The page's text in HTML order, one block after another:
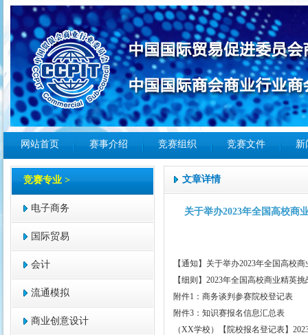
网站首页 赛事介绍 竞赛组织 竞赛文件 新
竞赛专业 >
电子商务
国际贸易
会计
流通模拟
商业创意设计
文章详情
关于举办2023年全国高校商
【通知】关于举办2023年全国高校
【细则】2023年全国高校商业精英
附件1：商务谈判参赛院校登记表
附件3：知识赛报名信息汇总表
（XX学校）【院校报名登记表】